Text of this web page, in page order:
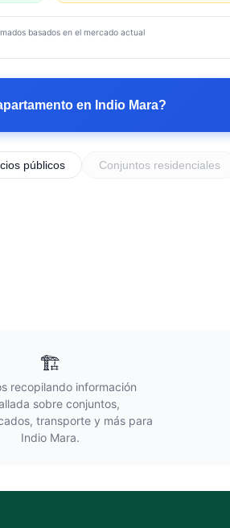
basados en el mercado actual
en Indio Mara?
públicos Conjuntos residenciales
🏗️
recopilando información
sobre conjuntos,
transporte y más para
Indio Mara.